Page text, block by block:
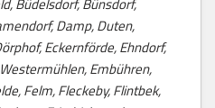
Damp, Duten,
Eckernförde, Ehndorf,
Embühren,
Felm, Fleckeby, Flintbek,